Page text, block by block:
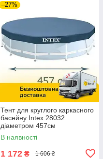
–27%
Тент для круглого каркасного
басейну Intex 28032
діаметром 457см
В наявності
1 172 ₴ 1 606 ₴